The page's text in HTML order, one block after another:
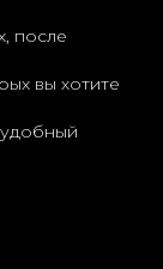
после
вы хотите